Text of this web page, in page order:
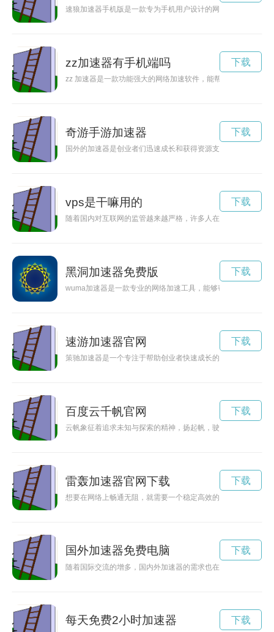
速狼加速器手机版是一款专为手机用户设计的网络加速工具，
zz加速器有手机端吗
zz 加速器是一款功能强大的网络加速软件，能帮助用户提高网
下载
奇游手游加速器
国外的加速器是创业者们迅速成长和获得资源支持的重要平台
下载
vps是干嘛用的
随着国内对互联网的监管越来越严格，许多人在使用Twitter等
下载
黑洞加速器免费版
wuma加速器是一款专业的网络加速工具，能够帮助用户提升
下载
速游加速器官网
策驰加速器是一个专注于帮助创业者快速成长的平台，为创业
下载
百度云千帆官网
云帆象征着追求未知与探索的精神，扬起帆，驶向未来的蓝海，
下载
雷轰加速器官网下载
想要在网络上畅通无阻，就需要一个稳定高效的网络加速器。
下载
国外加速器免费电脑
随着国际交流的增多，国内外加速器的需求也在逐渐增加。一
下载
每天免费2小时加速器 下载